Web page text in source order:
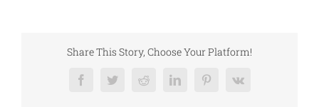
Share This Story, Choose Your Platform!
FacebookTwitterRedditLinkedInPinterest
Vk